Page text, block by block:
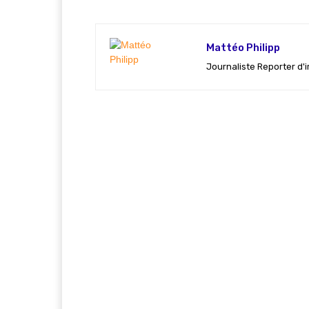
Mattéo Philipp
Journaliste Reporter